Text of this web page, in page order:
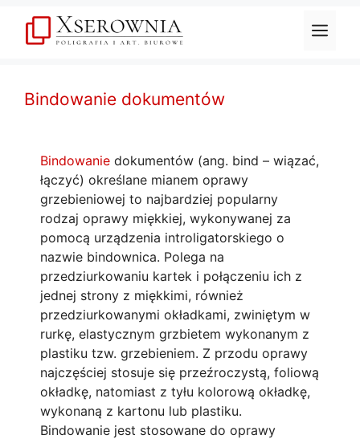
treści
Bindowanie dokumentów
Bindowanie dokumentów (ang. bind – wiązać,
łączyć) określane mianem oprawy
grzebieniowej to najbardziej popularny
rodzaj oprawy miękkiej, wykonywanej za
pomocą urządzenia introligatorskiego o
nazwie bindownica. Polega na
przedziurkowaniu kartek i połączeniu ich z
jednej strony z miękkimi, również
przedziurkowanymi okładkami, zwiniętym w
rurkę, elastycznym grzbietem wykonanym z
plastiku tzw. grzebieniem. Z przodu oprawy
najczęściej stosuje się przeźroczystą, foliową
okładkę, natomiast z tyłu kolorową okładkę,
wykonaną z kartonu lub plastiku.
Bindowanie jest stosowane do oprawy